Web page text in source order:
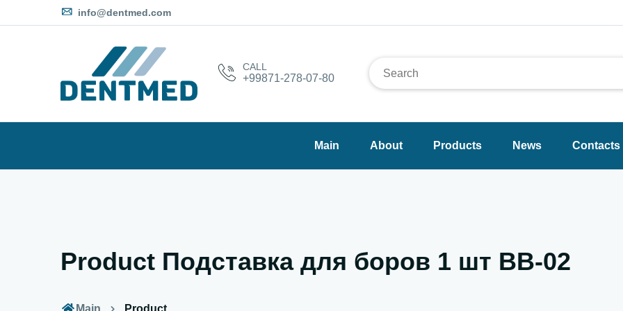
info@dentmed.com
CALL
+99871-278-07-80
Main About Products News Contacts
Product Подставка для боров 1 шт BB-02
Main Product